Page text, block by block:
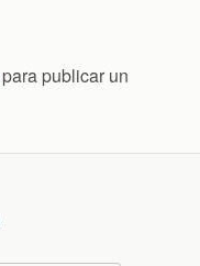
para publicar un